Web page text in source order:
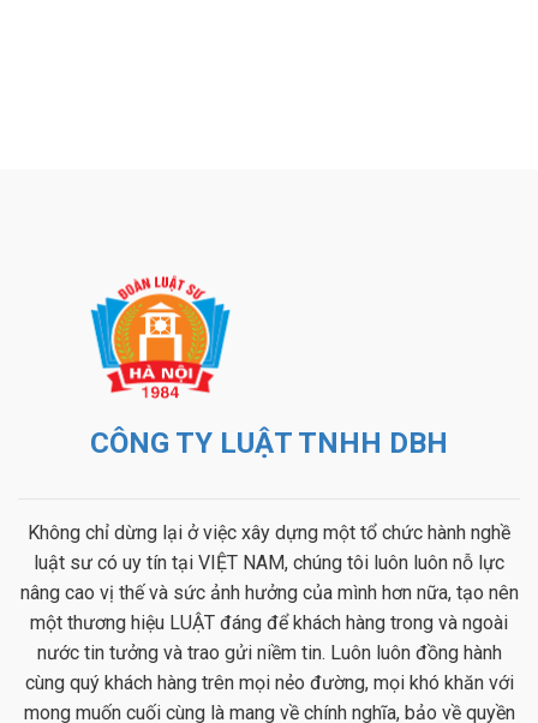
CÔNG TY LUẬT TNHH DBH
Không chỉ dừng lại ở việc xây dựng một tổ chức hành nghề
luật sư có uy tín tại VIỆT NAM, chúng tôi luôn luôn nỗ lực
nâng cao vị thế và sức ảnh hưởng của mình hơn nữa, tạo nên
một thương hiệu LUẬT đáng để khách hàng trong và ngoài
nước tin tưởng và trao gửi niềm tin. Luôn luôn đồng hành
cùng quý khách hàng trên mọi nẻo đường, mọi khó khăn với
mong muốn cuối cùng là mang về chính nghĩa, bảo về quyền